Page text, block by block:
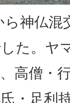
ら神仏混
た。ヤ
高僧・
・足利